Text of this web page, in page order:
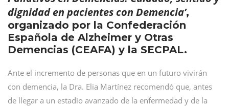
dignidad en pacientes con Demencia’,
organizado por la Confederación
Española de Alzheimer y Otras
Demencias (CEAFA) y la SECPAL.
Ante el incremento de personas que en un futuro vivirán
con demencia, la Dra. Elia Martínez recomendó que, antes
de llegar a un estadio avanzado de la enfermedad y de la